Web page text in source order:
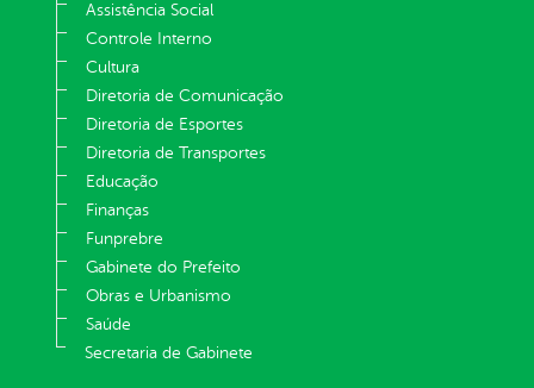
Assistência Social
Controle Interno
Cultura
Diretoria de Comunicação
Diretoria de Esportes
Diretoria de Transportes
Educação
Finanças
Funprebre
Gabinete do Prefeito
Obras e Urbanismo
Saúde
Secretaria de Gabinete